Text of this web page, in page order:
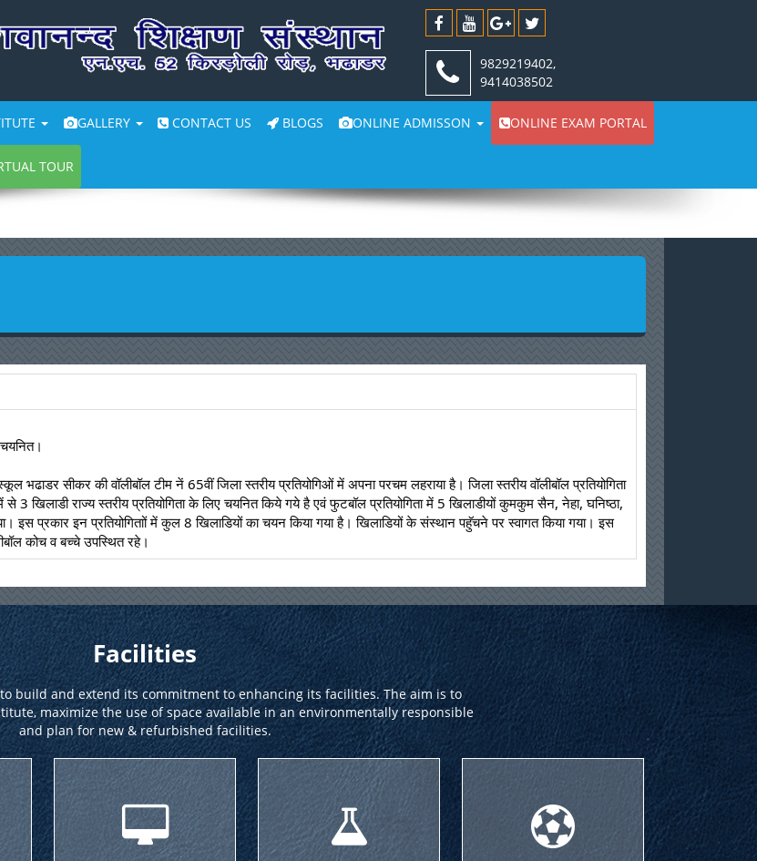
9829219402,
9414038502
GALLERY CONTACT US BLOGS ONLINE ADMISSON ONLINE EXAM PORTAL
TOUR
खिलाडी राज्य स्तरीय प्रतियोगिता के लिए चयनित किये गये है एवं फुटबॉल प्रतियोगिता में 5 खिलाडीयों कुमकुम सैन, नेहा, घनिष्ठा,
इस प्रकार इन प्रतियोगिताों में कुल 8 खिलाडियों का चयन किया गया है। खिलाडियों के संस्थान पहुॅचने पर स्वागत किया गया। इस
कोच व बच्चे उपस्थित रहे।
Facilities
build and extend its commitment to enhancing its facilities. The aim is to
maximize the use of space available in an environmentally responsible
and plan for new & refurbished facilities.